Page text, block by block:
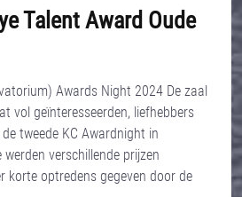
Talent Award Oude
Awards Night 2024 De zaal
vol geïnteresseerden, liefhebbers
tweede KC Awardnight in
verschillende prijzen
korte optredens gegeven door de